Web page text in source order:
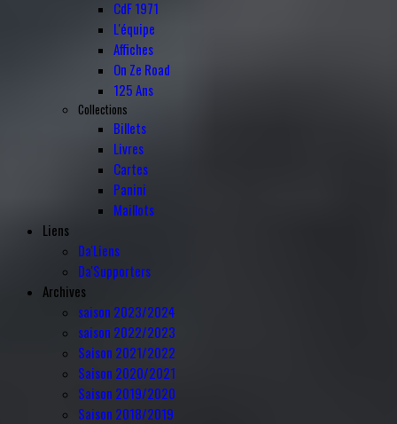
CdF 1971
L'équipe
Affiches
On Ze Road
125 Ans
Collections
Billets
Livres
Cartes
Panini
Maillots
Liens
Da'Liens
Da'Supporters
Archives
saison 2023/2024
saison 2022/2023
Saison 2021/2022
Saison 2020/2021
Saison 2019/2020
Saison 2018/2019